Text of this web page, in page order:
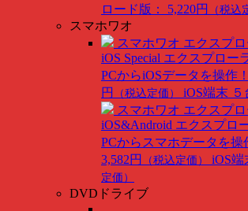
ロード版： 5,220円
（税込
スマホワオ
スマホワオ エクスプロ
iOS Special エクスプロー
PCからiOSデータを操作！
円
（税込定価） iOS端末 ５
スマホワオ エクスプロ
iOS&Android エクスプロ
PCからスマホデータを操
3,582円
（税込定価） iOS端
定価）
DVDドライブ